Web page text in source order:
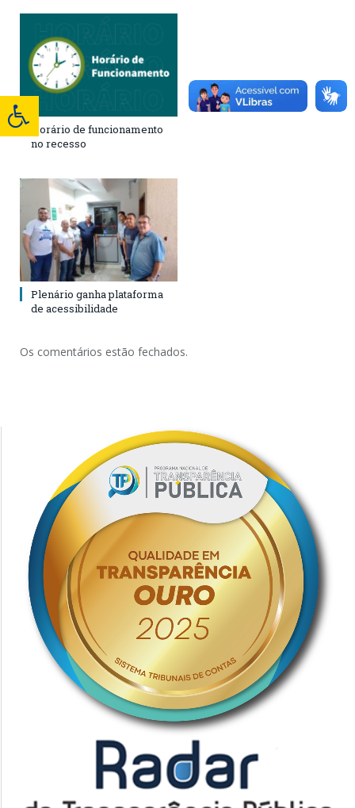
Horário de funcionamento
no recesso
Plenário ganha plataforma
de acessibilidade
Os comentários estão fechados.